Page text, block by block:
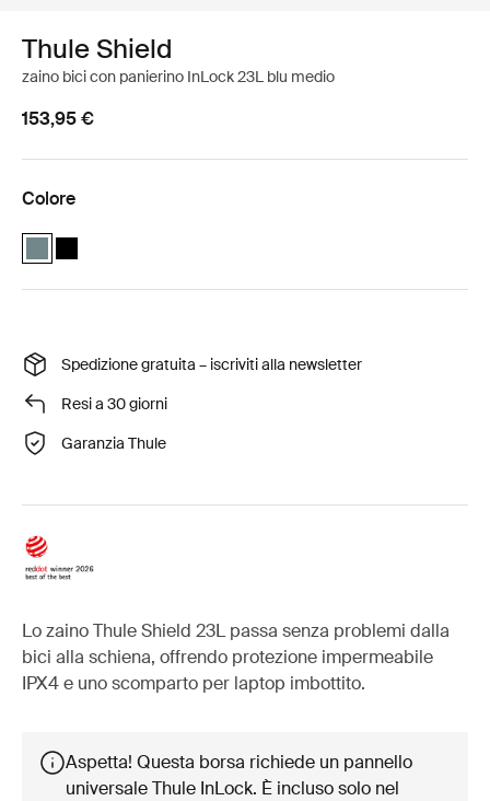
Thule Shield
zaino bici con panierino InLock 23L blu medio
153,95 €
Colore
Thule Shield backpack with InLock 23L Blu medio (selected)
Thule Shield backpack with InLock 23L Nero
Spedizione gratuita – iscriviti alla newsletter
Resi a 30 giorni
Garanzia Thule
Lo zaino Thule Shield 23L passa senza problemi dalla
bici alla schiena, offrendo protezione impermeabile
IPX4 e uno scomparto per laptop imbottito.
Aspetta! Questa borsa richiede un pannello
universale Thule InLock. È incluso solo nel